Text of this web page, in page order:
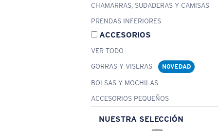
CHAMARRAS, SUDADERAS Y CAMISAS
PRENDAS INFERIORES
ACCESORIOS
VER TODO
GORRAS Y VISERAS
NOVEDAD
BOLSAS Y MOCHILAS
ACCESORIOS PEQUEÑOS
NUESTRA SELECCIÓN